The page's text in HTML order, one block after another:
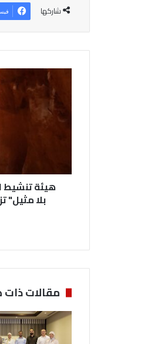
شاركها
ة
ط
ح
ت
ط
ل
ق
ح
هيئة تنشيط
بلا مثيل"
مقالات